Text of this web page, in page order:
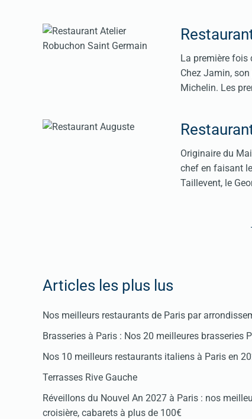
La première fois
Chez Jamin,
Michelin. Les
Originaire du
chef en faisant
Taillevent, le
Articles les plus lus
Nos meilleurs restaurants de Paris par
Brasseries à Paris : Nos 20 meilleures brasseries
Nos 10 meilleurs restaurants italiens à Paris en
Terrasses Rive Gauche
Réveillons du Nouvel An 2027 à Paris : nos
croisière, cabarets à plus de 100€